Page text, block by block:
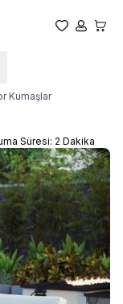
Favorilerim
Hesabım
Kumaşlar
Süresi: 2 Dakika